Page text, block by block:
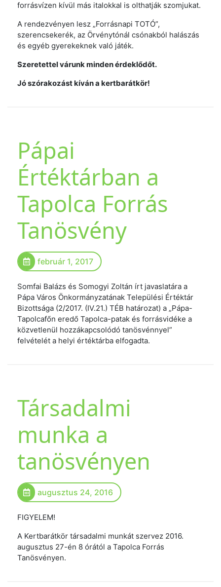
forrásvízen kívül más italokkal is olthatják szomjukat.
A rendezvényen lesz „Forrásnapi TOTÓ”,
szerencsekerék, az Örvénytónál csónakból halászás
és egyéb gyerekeknek való játék.
Szeretettel várunk minden érdeklődőt.
Jó szórakozást kíván a kertbarátkör!
Pápai
Értéktárban a
Tapolca Forrás
Tanösvény
február 1, 2017
Somfai Balázs és Somogyi Zoltán írt javaslatára a
Pápa Város Önkormányzatának Települési Értéktár
Bizottsága (2/2017. (IV.21.) TÉB határozat) a „Pápa-
Tapolcafőn eredő Tapolca-patak és forrásvidéke a
közvetlenül hozzákapcsolódó tanösvénnyel”
felvételét a helyi értéktárba elfogadta.
Társadalmi
munka a
tanösvényen
augusztus 24, 2016
FIGYELEM!
A Kertbarátkör társadalmi munkát szervez 2016.
augusztus 27-én 8 órától a Tapolca Forrás
Tanösvényen.